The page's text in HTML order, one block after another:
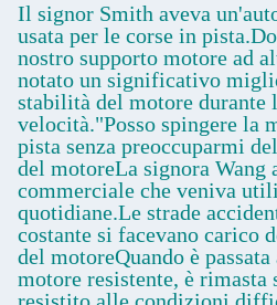
Il signor Smith aveva
usata per le corse in
nostro supporto motore ad
notato un significativo
stabilità del motore durante
velocità."Posso spingere la
pista senza preoccuparmi
del motoreLa signora Wang
commerciale che veniva
quotidiane.Le strade
costante si facevano carico
del motoreQuando è
motore resistente, è rimasta